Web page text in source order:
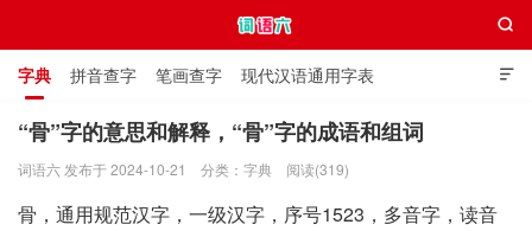

字典 拼音查字 笔画查字 现代汉语通用字表
通用规范汉字表 叠字大全 独体字大全 极简英语词典

“骨”字的意思和解释，“骨”字的成语和组词
词语六 发布于 2024-10-21 分类： 字典 阅读(319)
骨，通用规范汉字，一级汉字，序号1523，多音字，读音